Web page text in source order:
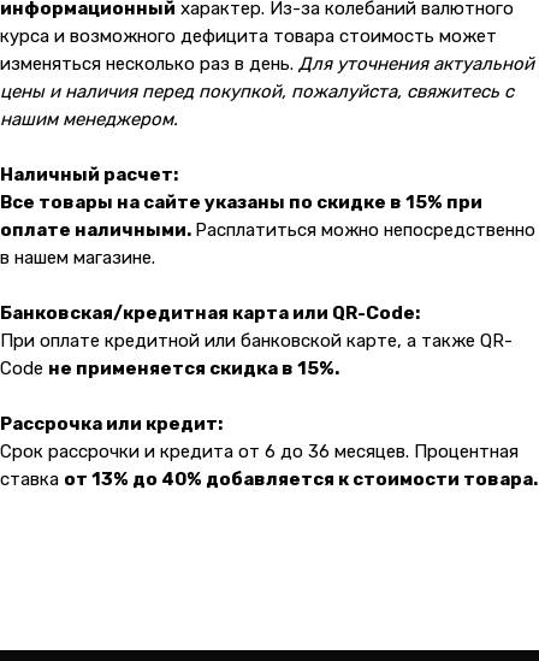
информационный характер. Из-за колебаний валютного
курса и возможного дефицита товара стоимость может
изменяться несколько раз в день. Для уточнения актуальной
цены и наличия перед покупкой, пожалуйста, свяжитесь с
нашим менеджером.
Наличный расчет:
Все товары на сайте указаны по скидке в 15% при
оплате наличными. Расплатиться можно непосредственно
в нашем магазине.
Банковская/кредитная карта или QR-Code:
При оплате кредитной или банковской карте, а также QR-
Code не применяется скидка в 15%.
Рассрочка или кредит:
Срок рассрочки и кредита от 6 до 36 месяцев. Процентная
ставка от 13% до 40% добавляется к стоимости товара.